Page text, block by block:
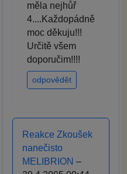
měla nejhůř
4....Každopádně
moc děkuju!!!
Určitě všem
doporučim!!!!
odpovědět
Reakce Zkoušek
nanečisto
MELIBRION –